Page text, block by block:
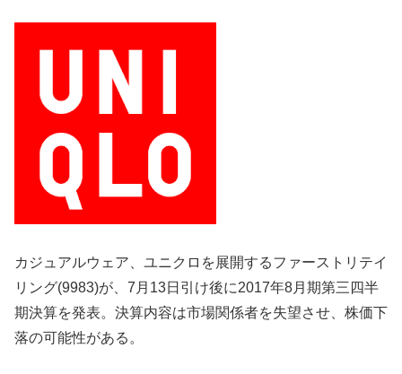
カジュアルウェア、ユニクロを展開するファーストリテイ
リング(9983)が、7月13日引け後に2017年8月期第三四半
期決算を発表。決算内容は市場関係者を失望させ、株価下
落の可能性がある。